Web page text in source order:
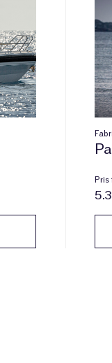
Pris